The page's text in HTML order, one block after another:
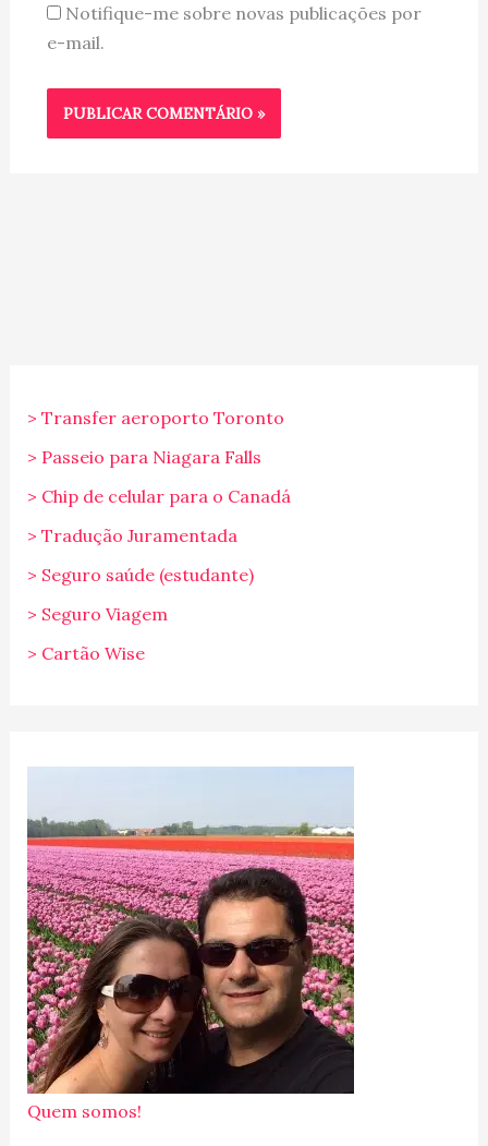
Notifique-me sobre novas publicações por
e-mail.
> Transfer aeroporto Toronto
> Passeio para Niagara Falls
> Chip de celular para o Canadá
> Tradução Juramentada
> Seguro saúde (estudante)
> Seguro Viagem
> Cartão Wise
Quem somos!